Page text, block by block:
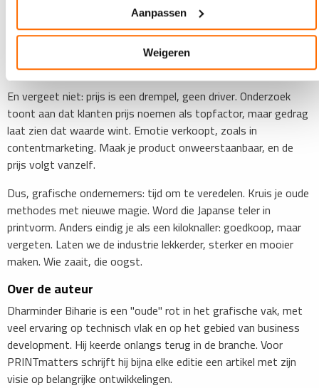
Aanpassen
Weigeren
En vergeet niet: prijs is een drempel, geen driver. Onderzoek
toont aan dat klanten prijs noemen als topfactor, maar gedrag
laat zien dat waarde wint. Emotie verkoopt, zoals in
contentmarketing. Maak je product onweerstaanbaar, en de
prijs volgt vanzelf.
Dus, grafische ondernemers: tijd om te veredelen. Kruis je oude
methodes met nieuwe magie. Word die Japanse teler in
printvorm. Anders eindig je als een kiloknaller: goedkoop, maar
vergeten. Laten we de industrie lekkerder, sterker en mooier
maken. Wie zaait, die oogst.
​Over de auteur
Dharminder Biharie is een "oude" rot in het grafische vak, met
veel ervaring op technisch vlak en op het gebied van business
development. Hij keerde onlangs terug in de branche. Voor
PRINTmatters schrijft hij bijna elke editie een artikel met zijn
visie op belangrijke ontwikkelingen.